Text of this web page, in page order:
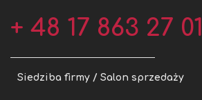
+ 48 17 863 27 01
Siedziba firmy / Salon sprzedaży